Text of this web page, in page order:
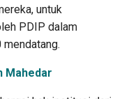
untuk
PDIP dalam
Mahedar